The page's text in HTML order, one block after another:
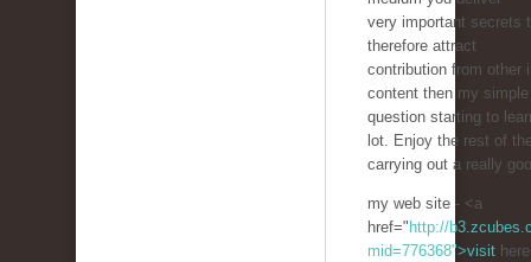
very important secrets
therefore attract
contribution from other
content then my
question starting to
lot. Enjoy the rest of
carrying out a really
my web site - <a
href=" http://
mid=776368">visit